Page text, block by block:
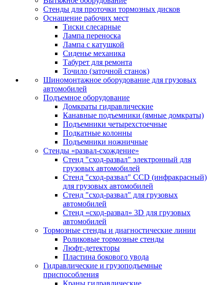
Стенды для проточки тормозных дисков
Оснащение рабочих мест
Тиски слесарные
Лампа переноска
Лампа с катушкой
Сиденье механика
Табурет для ремонта
Точило (заточной станок)
Шиномонтажное оборудование для грузовых
автомобилей
Подъемное оборудование
Домкраты гидравлические
Канавные подъемники (ямные домкраты)
Подъемники четырехстоечные
Подкатные колонны
Подъемники ножничные
Стенды «развал-схождение»
Стенд "сход-развал" электронный для
грузовых автомобилей
Стенд "сход-развал" CCD (инфракрасный)
для грузовых автомобилей
Стенд "сход-развал" для грузовых
автомобилей
Стенд «сход-развал» 3D для грузовых
автомобилей
Тормозные стенды и диагностические линии
Роликовые тормозные стенды
Люфт-детекторы
Пластина бокового увода
Гидравлические и грузоподъемные
приспособления
Краны гидравлические